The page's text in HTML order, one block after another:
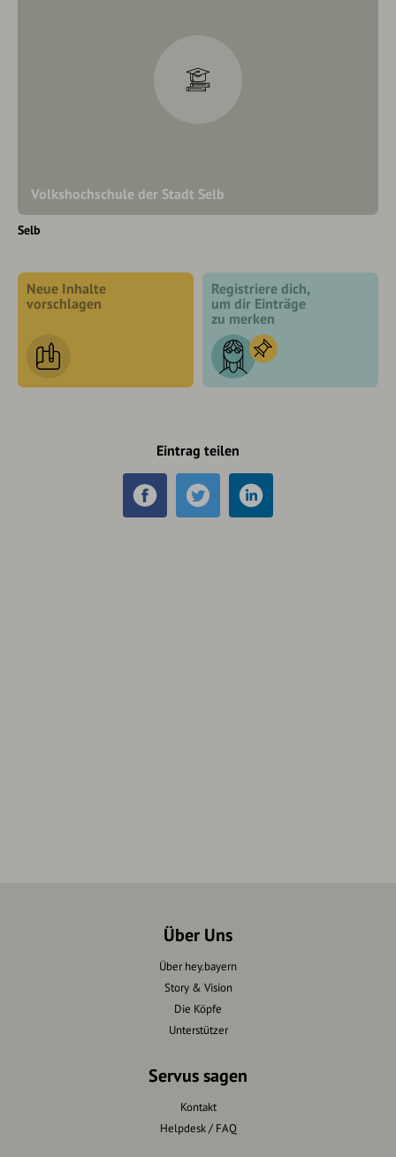
Volkshochschule der Stadt Selb
Selb
Neue Inhalte
vorschlagen
Registriere dich,
um dir Einträge
zu merken
Eintrag teilen
Über Uns
Über hey.bayern
Story & Vision
Die Köpfe
Unterstützer
Servus sagen
Kontakt
Helpdesk / FAQ